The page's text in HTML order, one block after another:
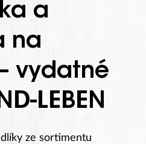
a
na
vydatné
LEBEN
ze sortimentu